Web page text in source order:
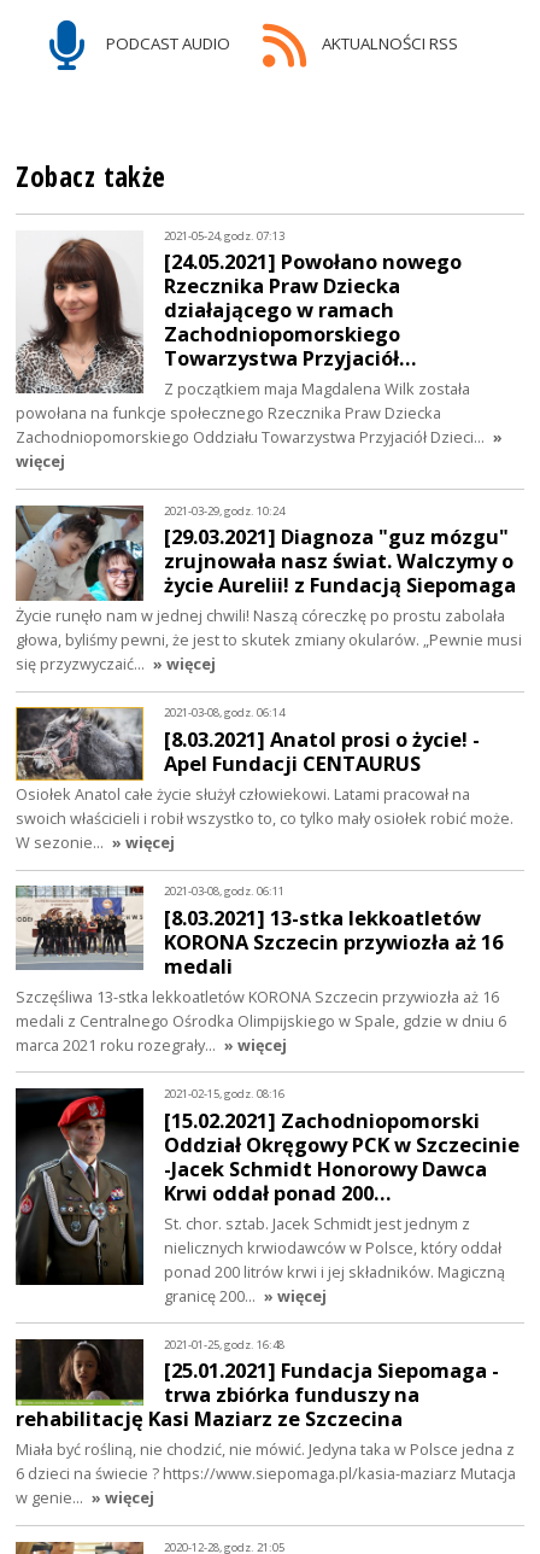
PODCAST AUDIO AKTUALNOŚCI RSS
Zobacz także
2021-05-24, godz. 07:13
[24.05.2021] Powołano nowego
Rzecznika Praw Dziecka
działającego w ramach
Zachodniopomorskiego
Towarzystwa Przyjaciół…
Z początkiem maja Magdalena Wilk została
powołana na funkcje społecznego Rzecznika Praw Dziecka
Zachodniopomorskiego Oddziału Towarzystwa Przyjaciół Dzieci… »
więcej
2021-03-29, godz. 10:24
[29.03.2021] Diagnoza "guz mózgu"
zrujnowała nasz świat. Walczymy o
życie Aurelii! z Fundacją Siepomaga
Życie runęło nam w jednej chwili! Naszą córeczkę po prostu zabolała
głowa, byliśmy pewni, że jest to skutek zmiany okularów. „Pewnie musi
się przyzwyczaić… » więcej
2021-03-08, godz. 06:14
[8.03.2021] Anatol prosi o życie! -
Apel Fundacji CENTAURUS
Osiołek Anatol całe życie służył człowiekowi. Latami pracował na
swoich właścicieli i robił wszystko to, co tylko mały osiołek robić może.
W sezonie… » więcej
2021-03-08, godz. 06:11
[8.03.2021] 13-stka lekkoatletów
KORONA Szczecin przywiozła aż 16
medali
Szczęśliwa 13-stka lekkoatletów KORONA Szczecin przywiozła aż 16
medali z Centralnego Ośrodka Olimpijskiego w Spale, gdzie w dniu 6
marca 2021 roku rozegrały… » więcej
2021-02-15, godz. 08:16
[15.02.2021] Zachodniopomorski
Oddział Okręgowy PCK w Szczecinie
-Jacek Schmidt Honorowy Dawca
Krwi oddał ponad 200…
St. chor. sztab. Jacek Schmidt jest jednym z
nielicznych krwiodawców w Polsce, który oddał
ponad 200 litrów krwi i jej składników. Magiczną
granicę 200… » więcej
2021-01-25, godz. 16:48
[25.01.2021] Fundacja Siepomaga -
trwa zbiórka funduszy na
rehabilitację Kasi Maziarz ze Szczecina
Miała być rośliną, nie chodzić, nie mówić. Jedyna taka w Polsce jedna z
6 dzieci na świecie ? https://www.siepomaga.pl/kasia-maziarz Mutacja
w genie… » więcej
2020-12-28, godz. 21:05